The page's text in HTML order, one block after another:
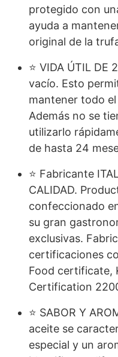
protegido con
ayuda a
original de la
⭐ VIDA ÚTIL DE
vacío. Esto
mantener todo
Además no se
utilizarlo
de hasta 24
⭐ Fabricante
CALIDAD.
confeccionado
su gran
exclusivas.
certificaciones
Food certificate,
Certification
⭐ SABOR Y
aceite se
especial y un